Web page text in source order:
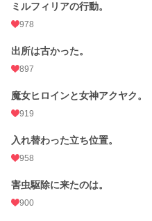
ミルフィリアの行動。
978
出所は古かった。
897
魔女ヒロインと女神アクヤク。
919
入れ替わった立ち位置。
958
害虫駆除に来たのは。
900